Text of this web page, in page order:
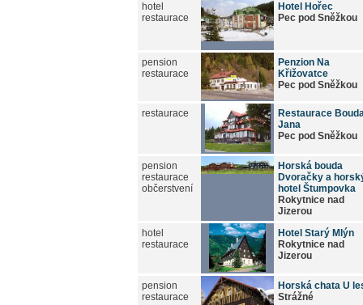
hotel
restaurace
Hotel Hořec
Pec pod Sněžkou
pension
restaurace
Penzion Na
Křižovatce
Pec pod Sněžkou
restaurace
Restaurace
Jana
Pec pod Sněžkou
pension
restaurace
občerstvení
Horská bouda
Dvoračky a
hotel Štumpovka
Rokytnice nad
Jizerou
hotel
restaurace
Hotel Starý Mlýn
Rokytnice nad
Jizerou
pension
restaurace
Horská chata U
Strážné